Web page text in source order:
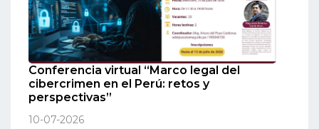
Conferencia virtual “Marco legal del
cibercrimen en el Perú: retos y
perspectivas”
10-07-2026